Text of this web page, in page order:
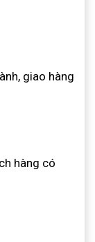
giao hàng
hàng có